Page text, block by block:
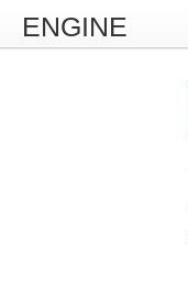
ENGINE